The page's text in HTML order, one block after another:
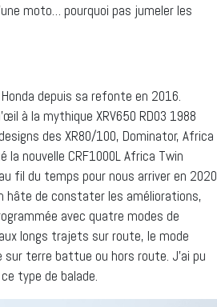
moto… pourquoi pas jumeler les
depuis sa refonte en 2016.
à la mythique XRV650 RD03 1988
des XR80/100, Dominator, Africa
la nouvelle CRF1000L Africa Twin
fil du temps pour nous arriver en 2020
hâte de constater les améliorations,
avec quatre modes de
longs trajets sur route, le mode
terre battue ou hors route. J’ai pu
type de balade.